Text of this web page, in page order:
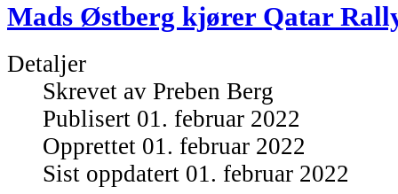
Mads Østberg kjører Qatar
Detaljer
Skrevet av Preben Berg
Publisert 01. februar 2022
Opprettet 01. februar 2022
Sist oppdatert 01. februar 2022